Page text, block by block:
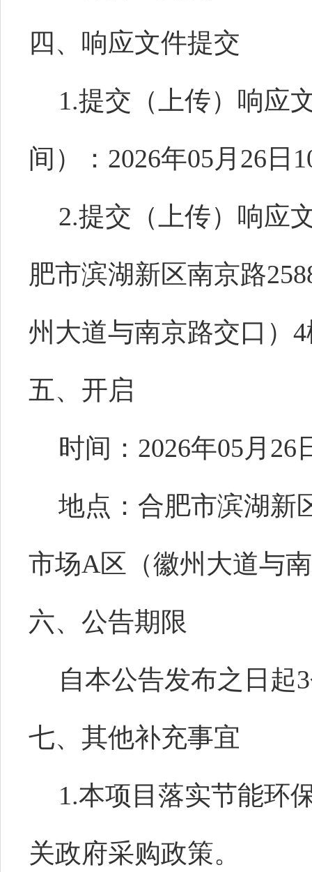
四、响应文件提交
1.提交（上传）响应
间）：2026年05月26日
2.提交（上传）响应
肥市滨湖新区南京路
州大道与南京路交口）
五、开启
时间：2026年05月26
地点：合肥市滨湖新
市场A区（徽州大道与
六、公告期限
自本公告发布之日起
七、其他补充事宜
1.本项目落实节能环
关政府采购政策。